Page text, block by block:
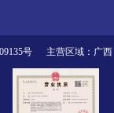
号 主营区域：广西